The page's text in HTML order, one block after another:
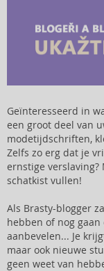
Geïnteresseerd in
een groot deel van
modetijdschriften,
Zelfs zo erg dat je
ernstige
schatkist vullen!
Als Brasty-blogger
hebben of nog
aanbevelen... Je
maar ook nieuwe
geen weet van